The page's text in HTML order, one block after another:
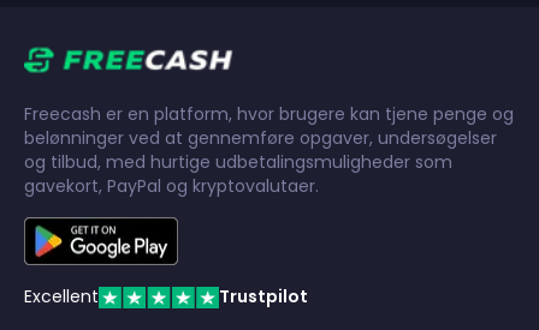
Freecash er en platform, hvor brugere kan tjene penge og
belønninger ved at gennemføre opgaver, undersøgelser
og tilbud, med hurtige udbetalingsmuligheder som
gavekort, PayPal og kryptovalutaer.
Excellent Trustpilot